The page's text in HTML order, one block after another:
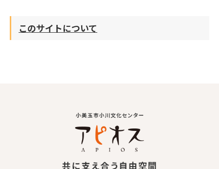
このサイトについて